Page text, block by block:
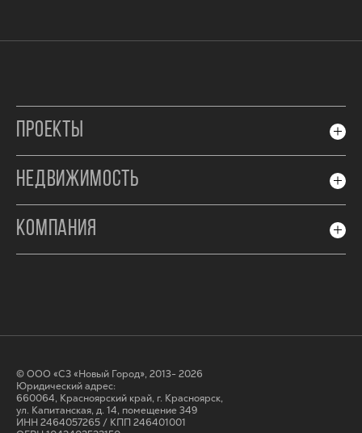
ПРОЕКТЫ
НЕДВИЖИМОСТЬ
КОМПАНИЯ
© ООО «СЗ «Новый Город», 2013- 2026
Юридический адрес:
660064, Красноярский край, г. Красноярск,
ул. Капитанская, д. 14, помещение 349
ИНН 2464057265 / КПП 246401001